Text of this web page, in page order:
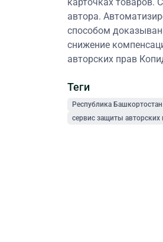
автора.
способом
снижение
авторских прав
Теги
Республика Башкортостан
сервис защиты авторских